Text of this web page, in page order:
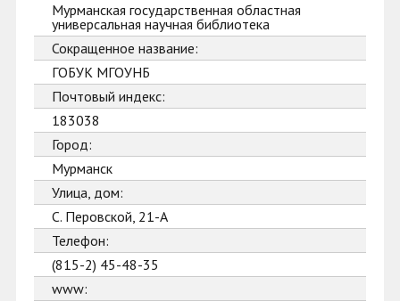
Мурманская государственная областная
универсальная научная библиотека
Сокращенное название:
ГОБУК МГОУНБ
Почтовый индекс:
183038
Город:
Мурманск
Улица, дом:
С. Перовской, 21-А
Телефон:
(815-2) 45-48-35
www: